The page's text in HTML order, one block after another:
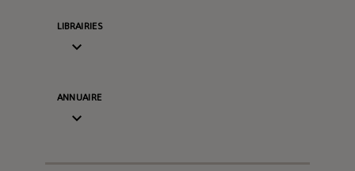
LIBRAIRIES

ANNUAIRE
